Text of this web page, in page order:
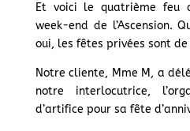
Et voici le quatrième feu
week-end de l’Ascension.
oui, les fêtes privées sont
Notre cliente, Mme M, a
notre interlocutrice,
d’artifice pour sa fête